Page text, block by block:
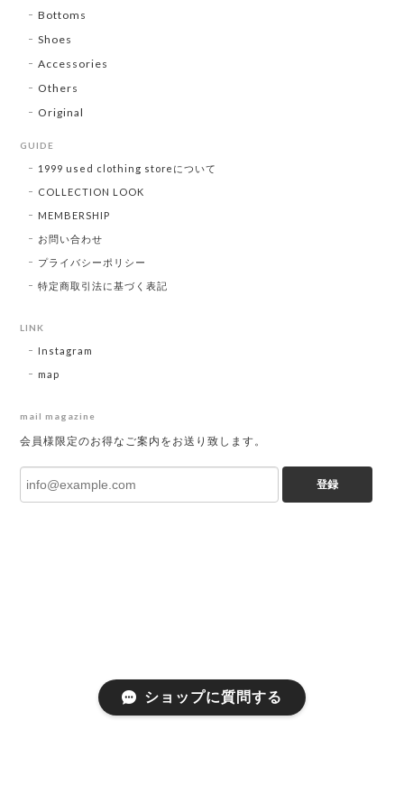
Bottoms
Shoes
Accessories
Others
Original
GUIDE
1999 used clothing storeについて
COLLECTION LOOK
MEMBERSHIP
お問い合わせ
プライバシーポリシー
特定商取引法に基づく表記
LINK
Instagram
map
mail magazine
会員様限定のお得なご案内をお送り致します。
登録
ショップに質問する